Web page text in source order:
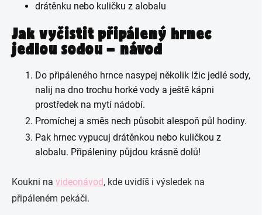
drátěnku nebo kuličku z alobalu
Jak vyčistit připálený hrnec
jedlou sodou – návod
Do připáleného hrnce nasypej několik lžic jedlé sody,
nalij na dno trochu horké vody a ještě kápni
prostředek na mytí nádobí.
Promíchej a směs nech působit alespoň půl hodiny.
Pak hrnec vypucuj drátěnkou nebo kuličkou z
alobalu. Připáleniny půjdou krásně dolů!
Koukni na videonávod, kde uvidíš i výsledek na
připáleném pekáči.